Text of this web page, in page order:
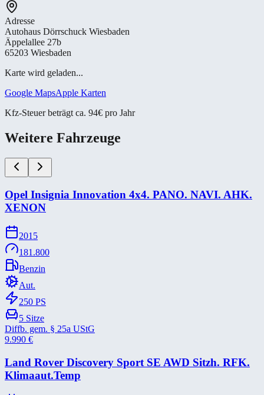
Adresse
Autohaus Dörrschuck Wiesbaden
Äppelallee 27b
65203 Wiesbaden
Karte wird geladen...
Google MapsApple Karten
Kfz-Steuer beträgt ca. 94€ pro Jahr
Weitere Fahrzeuge
Opel Insignia Innovation 4x4. PANO. NAVI. AHK.
XENON
2015
181.800
Benzin
Aut.
250 PS
5 Sitze
Diffb. gem. § 25a UStG
9.990 €
Land Rover Discovery Sport SE AWD Sitzh. RFK.
Klimaaut.Temp